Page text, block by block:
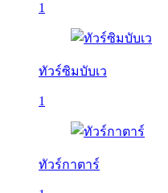
1
ทัวร์ซิมบับเว
1
ทัวร์กาตาร์